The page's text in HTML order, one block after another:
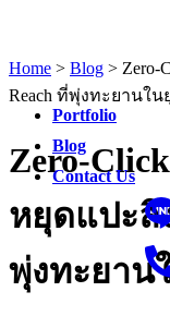
Portfolio
Blog
Contact Us
Home > Blog > Zero-
Reach ที่พุ่งทะยานใ
Zero-
หยุดแปะลิ
พุ่งทะยาน